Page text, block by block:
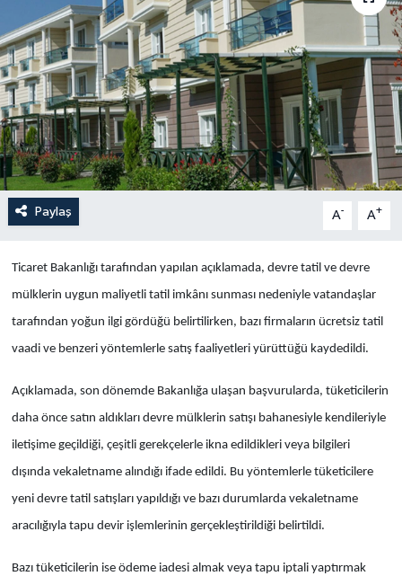
Paylaş A- A+
Ticaret Bakanlığı tarafından yapılan açıklamada, devre tatil ve devre
mülklerin uygun maliyetli tatil imkânı sunması nedeniyle vatandaşlar
tarafından yoğun ilgi gördüğü belirtilirken, bazı firmaların ücretsiz tatil
vaadi ve benzeri yöntemlerle satış faaliyetleri yürüttüğü kaydedildi.
Açıklamada, son dönemde Bakanlığa ulaşan başvurularda, tüketicilerin
daha önce satın aldıkları devre mülklerin satışı bahanesiyle kendileriyle
iletişime geçildiği, çeşitli gerekçelerle ikna edildikleri veya bilgileri
dışında vekaletname alındığı ifade edildi. Bu yöntemlerle tüketicilere
yeni devre tatil satışları yapıldığı ve bazı durumlarda vekaletname
aracılığıyla tapu devir işlemlerinin gerçekleştirildiği belirtildi.
Bazı tüketicilerin ise ödeme iadesi almak veya tapu iptali yaptırmak
Dünya
Eği̇ti̇m